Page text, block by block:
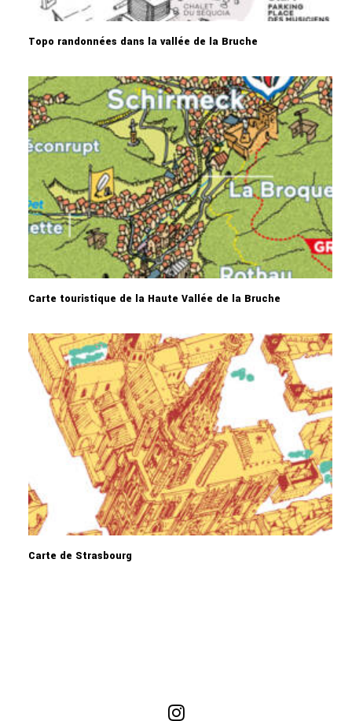
Topo randonnées dans la vallée de la Bruche
Carte touristique de la Haute Vallée de la Bruche
Carte de Strasbourg